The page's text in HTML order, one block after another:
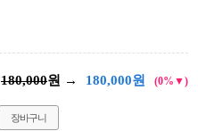
180,000원 → 180,000원 (0%▼)
장바구니